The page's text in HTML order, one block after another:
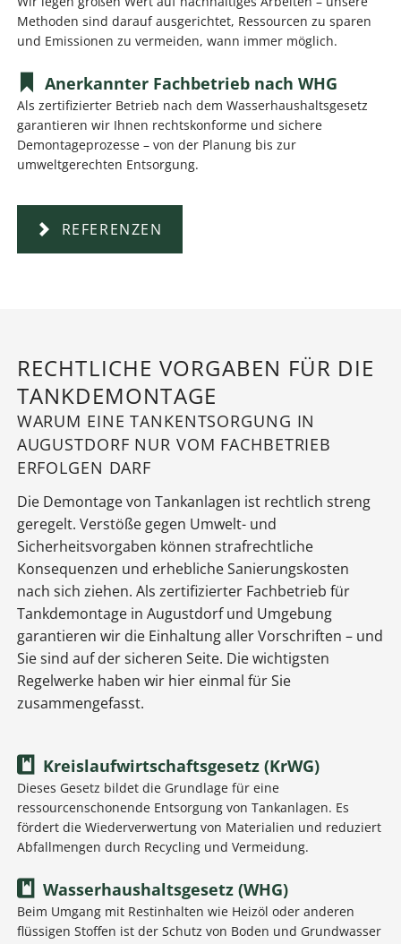
Methoden sind darauf ausgerichtet, Ressourcen zu sparen
und Emissionen zu vermeiden, wann immer möglich.
Anerkannter Fachbetrieb nach WHG
Als zertifizierter Betrieb nach dem Wasserhaushaltsgesetz
garantieren wir Ihnen rechtskonforme und sichere
Demontageprozesse – von der Planung bis zur
umweltgerechten Entsorgung.
REFERENZEN
RECHTLICHE VORGABEN FÜR DIE
TANKDEMONTAGE
WARUM EINE TANKENTSORGUNG IN
AUGUSTDORF NUR VOM FACHBETRIEB
ERFOLGEN DARF
Die Demontage von Tankanlagen ist rechtlich streng
geregelt. Verstöße gegen Umwelt- und
Sicherheitsvorgaben können strafrechtliche
Konsequenzen und erhebliche Sanierungskosten
nach sich ziehen. Als zertifizierter Fachbetrieb für
Tankdemontage in Augustdorf und Umgebung
garantieren wir die Einhaltung aller Vorschriften – und
Sie sind auf der sicheren Seite. Die wichtigsten
Regelwerke haben wir hier einmal für Sie
zusammengefasst.
Kreislaufwirtschaftsgesetz (KrWG)
Dieses Gesetz bildet die Grundlage für eine
ressourcenschonende Entsorgung von Tankanlagen. Es
fördert die Wiederverwertung von Materialien und reduziert
Abfallmengen durch Recycling und Vermeidung.
Wasserhaushaltsgesetz (WHG)
Beim Umgang mit Restinhalten wie Heizöl oder anderen
flüssigen Stoffen ist der Schutz von Boden und Grundwasser